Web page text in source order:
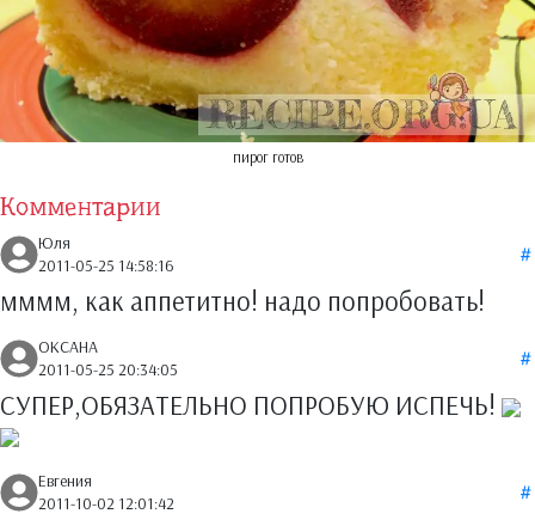
пирог готов
Комментарии
Юля
2011-05-25 14:58:16
мммм, как аппетитно! надо попробовать!
ОКСАНА
2011-05-25 20:34:05
СУПЕР,ОБЯЗАТЕЛЬНО ПОПРОБУЮ ИСПЕЧЬ!
Евгения
2011-10-02 12:01:42